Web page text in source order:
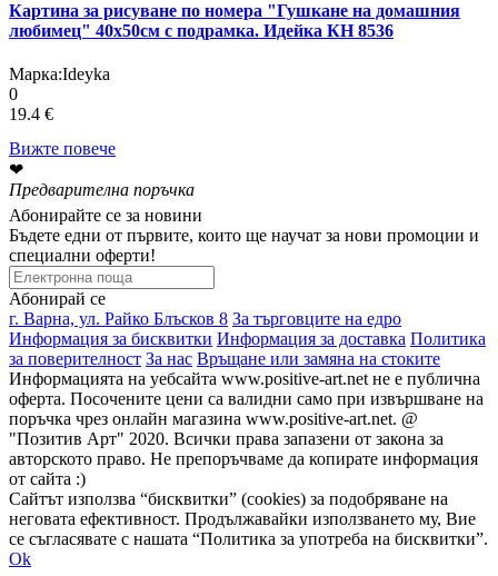
Картина за рисуване по номера "Гушкане на домашния
любимец" 40х50см с подрамка. Идейка КН 8536
Марка:Ideyka
0
19.4 €
Вижте повече
❤
Предварителна поръчка
Абонирайте се за новини
Бъдете едни от първите, които ще научат за нови промоции и
специални оферти!
Абонирай се
г. Варна, ул. Райко Блъсков 8 За търговците на едро
Информация за бисквитки Информация за доставка Политика
за поверителност За нас Връщане или замяна на стоките
Информацията на уебсайта www.positive-art.net не е публична
оферта. Посочените цени са валидни само при извършване на
поръчка чрез онлайн магазина www.positive-art.net. @
"Позитив Арт" 2020. Всички права запазени от закона за
авторското право. Не препоръчваме да копирате информация
от сайта :)
Сайтът използва “бисквитки” (cookies) за подобряване на
неговата ефективност. Продължавайки използването му, Вие
се съгласявате с нашата “Политика за употреба на бисквитки”.
Ok